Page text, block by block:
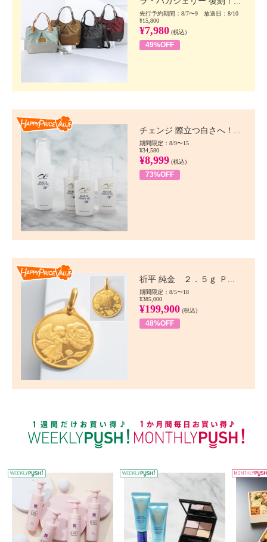
先行予約期間：8/7〜9 放送日：8/10
¥15,800
¥7,980 (税込)
49%OFF
チェンジ 際立つ白さへ！...
期間限定：8/9〜15
¥34,580
¥8,999 (税込)
73%OFF
祈平 純金 ２．５ｇ Ｐ...
期間限定：8/5〜18
¥385,000
¥199,900 (税込)
48%OFF
WEEKLY PUSH